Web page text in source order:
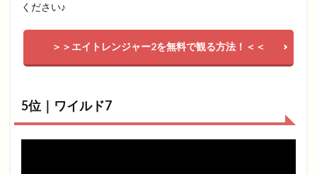
ください♪
＞＞エイトレンジャー2を無料で観る方法！＜＜
5位｜ワイルド7